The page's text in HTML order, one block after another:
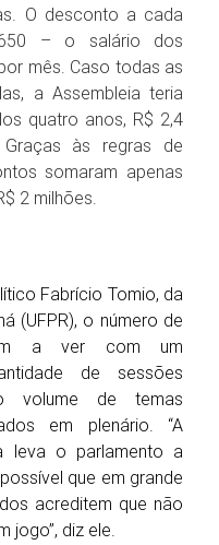
O desconto a cada
– o salário dos
mês. Caso todas as
a Assembleia teria
quatro anos, R$ 2,4
Graças às regras de
somaram apenas
2 milhões.
Fabrício Tomio, da
(UFPR), o número de
a ver com um
de sessões
volume de temas
em plenário. “A
leva o parlamento a
que em grande
acreditem que não
jogo”, diz ele.